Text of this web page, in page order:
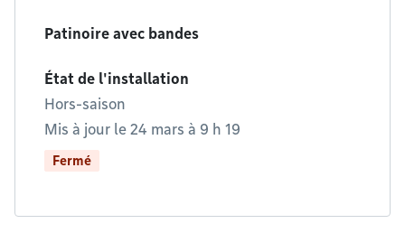
Patinoire avec bandes
État de l'installation
Hors-saison
Mis à jour le 24 mars à 9 h 19
Fermé